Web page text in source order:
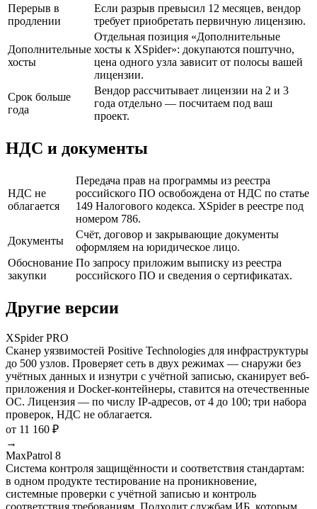
Перерыв в
продлении
Если разрыв превысил 12 месяцев, вендор
требует приобретать первичную лицензию.
Дополнительные
хосты
Отдельная позиция «Дополнительные
хосты к XSpider»: докупаются поштучно,
цена одного узла зависит от полосы вашей
лицензии.
Срок больше
года
Вендор рассчитывает лицензии на 2 и 3
года отдельно — посчитаем под ваш
проект.
НДС и документы
НДС не
облагается
Передача прав на программы из реестра
российского ПО освобождена от НДС по статье
149 Налогового кодекса. XSpider в реестре под
номером 786.
Документы
Счёт, договор и закрывающие документы
оформляем на юридическое лицо.
Обоснование
закупки
По запросу приложим выписку из реестра
российского ПО и сведения о сертификатах.
Другие версии
XSpider PRO
Сканер уязвимостей Positive Technologies для инфраструктуры
до 500 узлов. Проверяет сеть в двух режимах — снаружи без
учётных данных и изнутри с учётной записью, сканирует веб-
приложения и Docker-контейнеры, ставится на отечественные
ОС. Лицензия — по числу IP-адресов, от 4 до 100; три набора
проверок, НДС не облагается.
от 11 160 ₽
→
MaxPatrol 8
Система контроля защищённости и соответствия стандартам:
в одном продукте тестирование на проникновение,
системные проверки с учётной записью и контроль
соответствия требованиям. Подходит службам ИБ, которым